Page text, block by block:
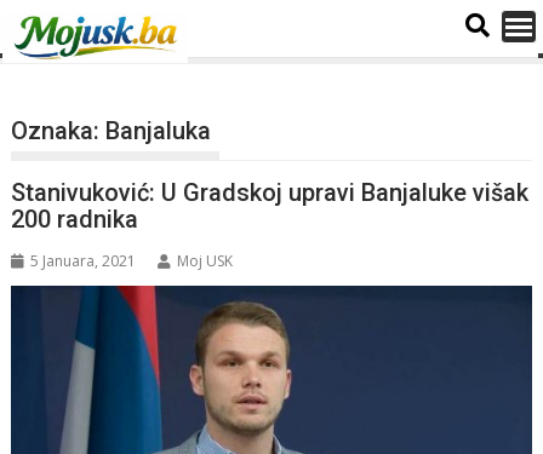
Oznaka: Banjaluka
Stanivuković: U Gradskoj upravi Banjaluke višak
200 radnika
5 Januara, 2021 Moj USK